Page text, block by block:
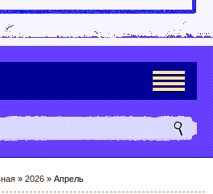
» 2026 » Апрель